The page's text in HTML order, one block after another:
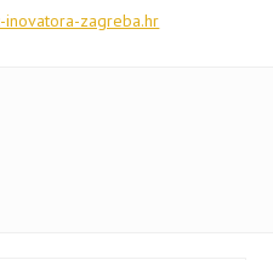
inovatora-zagreba.hr